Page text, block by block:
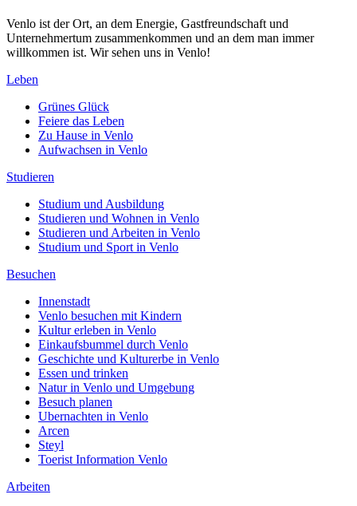
Venlo ist der Ort, an dem Energie, Gastfreundschaft und
Unternehmertum zusammenkommen und an dem man immer
willkommen ist. Wir sehen uns in Venlo!
Leben
Grünes Glück
Feiere das Leben
Zu Hause in Venlo
Aufwachsen in Venlo
Studieren
Studium und Ausbildung
Studieren und Wohnen in Venlo
Studieren und Arbeiten in Venlo
Studium und Sport in Venlo
Besuchen
Innenstadt
Venlo besuchen mit Kindern
Kultur erleben in Venlo
Einkaufsbummel durch Venlo
Geschichte und Kulturerbe in Venlo
Essen und trinken
Natur in Venlo und Umgebung
Besuch planen
Ubernachten in Venlo
Arcen
Steyl
Toerist Information Venlo
Arbeiten